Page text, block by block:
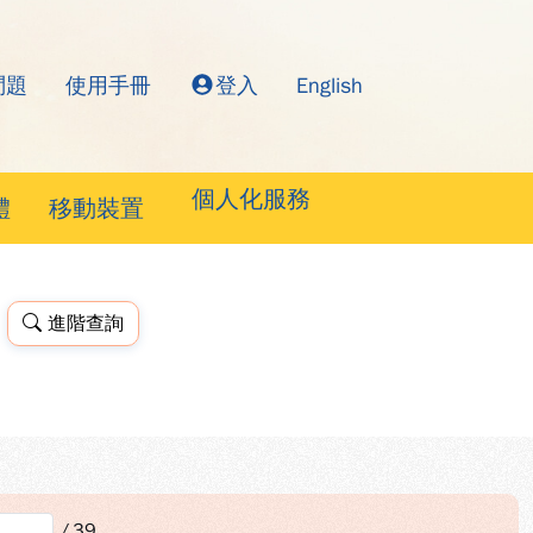
統使用手冊 登入 English
移動裝置 個人化服務
進階查詢